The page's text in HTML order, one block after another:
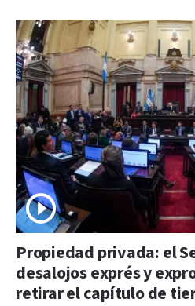
Propiedad privada: el
desalojos exprés y
retirar el capítulo de